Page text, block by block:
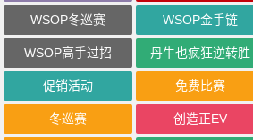
WSOP冬巡赛 WSOP金手链
WSOP高手过招 丹牛也疯狂逆转胜
促销活动 免费比赛
冬巡赛 创造正EV